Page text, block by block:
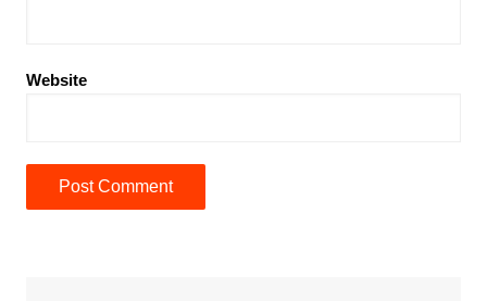
Website